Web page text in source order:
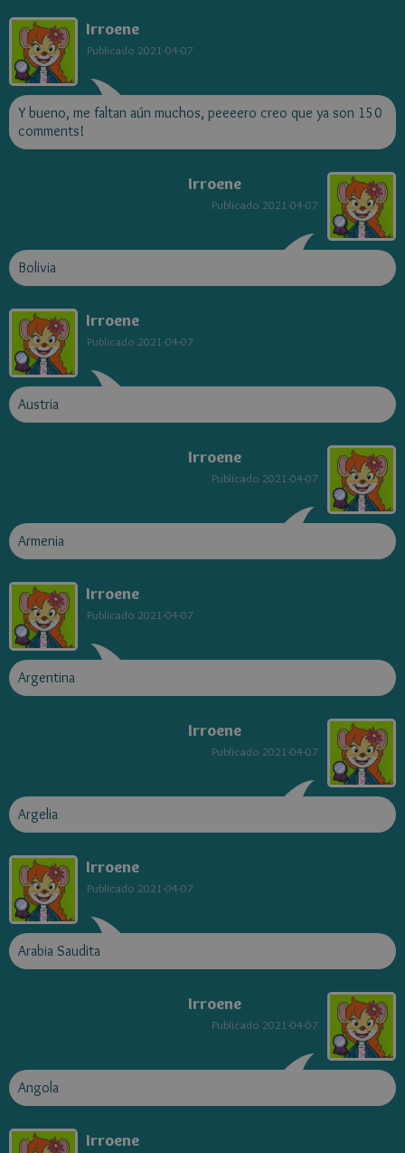
Irroene
Publicado 2021-04-07
Y bueno, me faltan aún muchos, peeeero creo que ya son 150
comments!
Irroene
Publicado 2021-04-07
Bolivia
Irroene
Publicado 2021-04-07
Austria
Irroene
Publicado 2021-04-07
Armenia
Irroene
Publicado 2021-04-07
Argentina
Irroene
Publicado 2021-04-07
Argelia
Irroene
Publicado 2021-04-07
Arabia Saudita
Irroene
Publicado 2021-04-07
Angola
Irroene